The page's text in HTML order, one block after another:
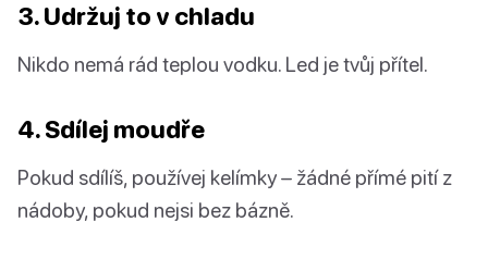
3. Udržuj to v chladu
Nikdo nemá rád teplou vodku. Led je tvůj přítel.
4. Sdílej moudře
Pokud sdílíš, používej kelímky – žádné přímé pití z
nádoby, pokud nejsi bez bázně.